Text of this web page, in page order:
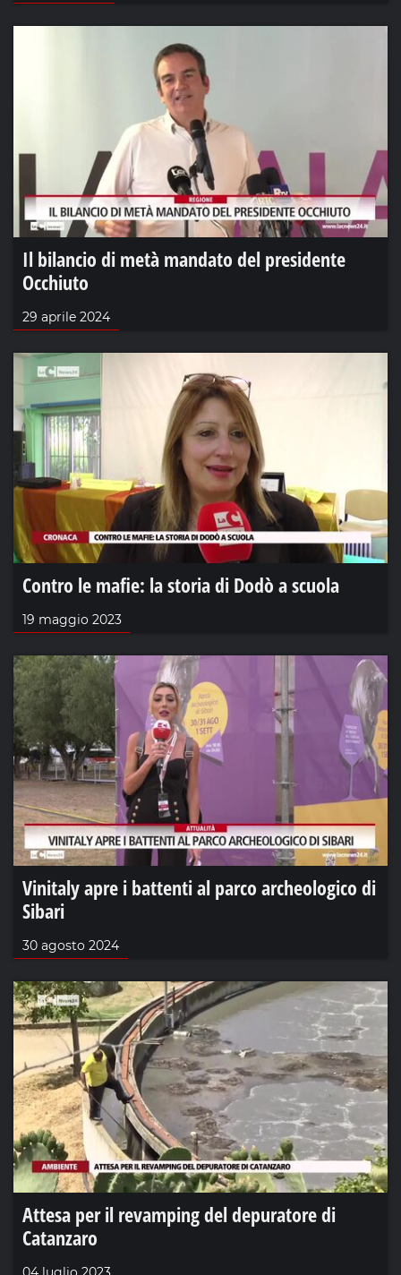
Il bilancio di metà mandato del presidente
Occhiuto
29 aprile 2024
Contro le mafie: la storia di Dodò a scuola
19 maggio 2023
Vinitaly apre i battenti al parco archeologico di
Sibari
30 agosto 2024
Attesa per il revamping del depuratore di
Catanzaro